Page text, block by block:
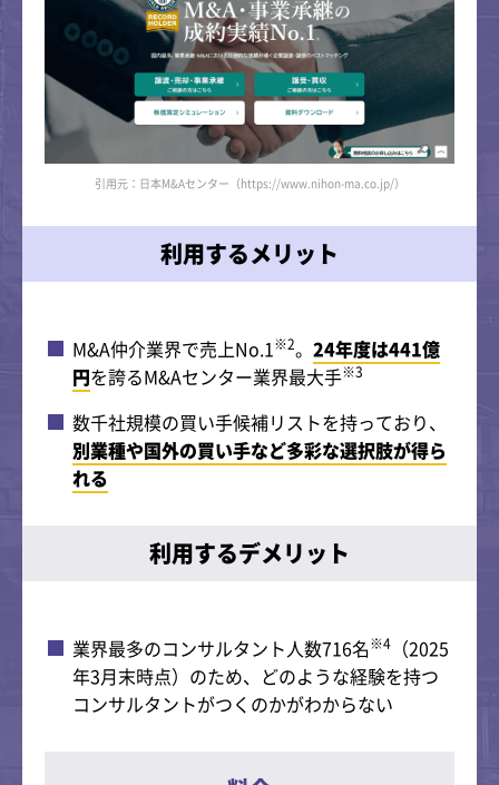
引用元：日本M&Aセンター（https://www.nihon-ma.co.jp/）
利用するメリット
M&A仲介業界で売上No.1※2。 24年度は441億
円を誇るM&Aセンター業界最大手※3
数千社規模の買い手候補リストを持っており、
別業種や国外の買い手など多彩な選択肢が得ら
れる
利用するデメリット
業界最多のコンサルタント人数716名※4
（2025
年3月末時点）のため、どのような経験を持つ
コンサルタントがつくのかがわからない